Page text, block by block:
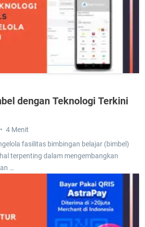
dengan Teknologi Terkini
fasilitas bimbingan belajar (bimbel)
terpenting dalam mengembangkan
…
4 Menit